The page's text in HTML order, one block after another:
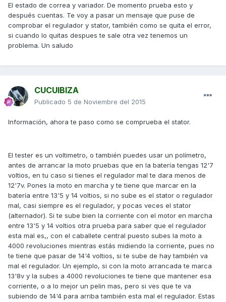
El estado de correa y variador. De momento prueba esto y
después cuentas. Te voy a pasar un mensaje que puse de
comprobar el regulador y stator, también como se quita el error,
si cuando lo quitas despues te sale otra vez tenemos un
problema. Un saludo
CUCUIBIZA
Publicado 5 de Noviembre del 2015
Información, ahora te paso como se comprueba el stator.
El tester es un voltimetro, o también puedes usar un polímetro,
antes de arrancar la moto pruebas que en la batería tengas 12'7
voltios, en tu caso si tienes el regulador mal te dara menos de
12'7v. Pones la moto en marcha y te tiene que marcar en la
batería entre 13'5 y 14 voltios, si no sube es el stator o regulador
mal, casi siempre es el regulador, y pocas veces el stator
(alternador). Si te sube bien la corriente con el motor en marcha
entre 13'5 y 14 voltios otra prueba para saber que el regulador
esta mal es,, con el caballete central puesto subes la moto a
4000 revoluciones mientras estás midiendo la corriente, pues no
te tiene que pasar de 14'4 voltios, si te sube de hay también va
mal el regulador. Un ejemplo, si con la moto arrancada te marca
13'8v y la subes a 4000 revoluciones te tiene que mantener esa
corriente, o a lo mejor un pelin mas, pero si ves que te va
subiendo de 14'4 para arriba también esta mal el regulador. Estas